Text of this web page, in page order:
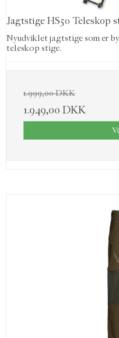
Jagtstige HS50 Teleskop
Nyudviklet jagtstige som er
teleskop stige.
1.999,00 DKK
1.949,00 DKK